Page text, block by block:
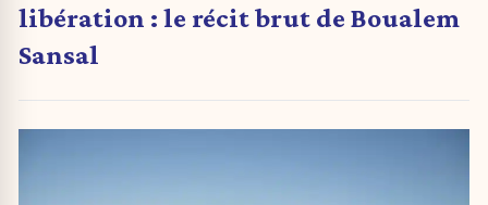
libération : le récit brut de Boualem
Sansal